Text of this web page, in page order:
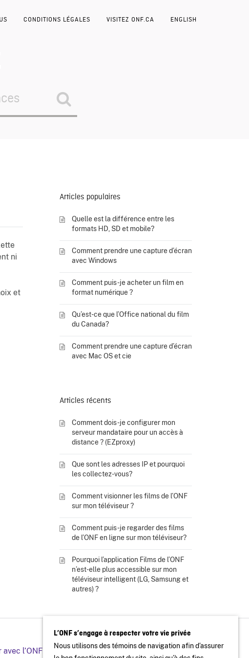
CONDITIONS LÉGALES VISITEZ ONF.CA ENGLISH
ni
et
Articles populaires
Quelle est la différence entre les
formats HD, SD et mobile?
Comment prendre une capture d’écran
avec Windows
Comment puis-je acheter un film en
format numérique ?
Qu’est-ce que l’Office national du film
du Canada?
Comment prendre une capture d’écran
avec Mac OS et cie
Articles récents
Comment dois-je configurer mon
serveur mandataire pour un accès à
distance ? (EZproxy)
Que sont les adresses IP et pourquoi
les collectez-vous?
Comment visionner les films de l’ONF
sur mon téléviseur ?
Comment puis-je regarder des films
de l’ONF en ligne sur mon téléviseur?
Pourquoi l’application Films de l’ONF
n’est-elle plus accessible sur mon
téléviseur intelligent (LG, Samsung et
autres) ?
avec l’ONF Organiser une projection publique
L’ONF s’engage à respecter votre vie privée
Nous utilisons des témoins de navigation afin d’assurer